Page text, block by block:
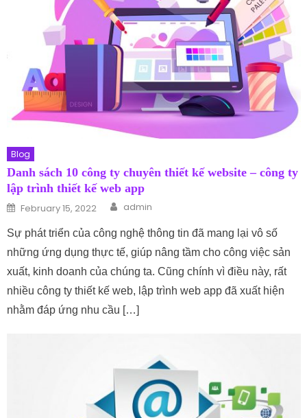
Blog
Danh sách 10 công ty chuyên thiết kế website – công ty
lập trình thiết kế web app
Posted on
February 15, 2022 Author
admin
Sự phát triển của công nghệ thông tin đã mang lại vô số
những ứng dụng thực tế, giúp nâng tầm cho công việc sản
xuất, kinh doanh của chúng ta. Cũng chính vì điều này, rất
nhiều công ty thiết kế web, lập trình web app đã xuất hiện
nhằm đáp ứng nhu cầu […]